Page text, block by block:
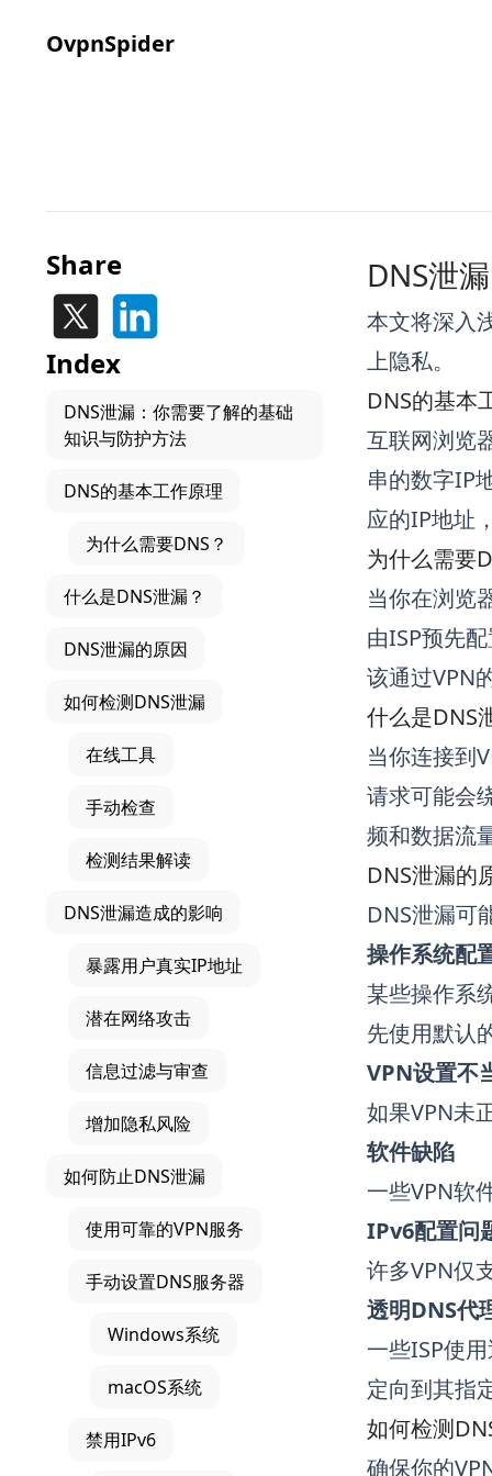
OvpnSpider
Share
Index
DNS泄漏：你需要了解的基础
知识与防护方法
DNS的基本工作原理
为什么需要DNS？
什么是DNS泄漏？
DNS泄漏的原因
如何检测DNS泄漏
在线工具
手动检查
检测结果解读
DNS泄漏造成的影响
暴露用户真实IP地址
潜在网络攻击
信息过滤与审查
增加隐私风险
如何防止DNS泄漏
使用可靠的VPN服务
手动设置DNS服务器
Windows系统
macOS系统
禁用IPv6
DNS泄
本文将深入
上隐私。
DNS的基本
互联网浏览
串的数字IP
应的IP地址
为什么需要
当你在浏览
由ISP预先
该通过VPN
什么是DNS
当你连接到
请求可能会
频和数据流
DNS泄漏的
DNS泄漏可
操作系统配
某些操作系
先使用默认
VPN设置不
如果VPN未
软件缺陷
一些VPN软
IPv6配置问
许多VPN仅
透明DNS代
一些ISP使
定向到其指
如何检测
确保你的